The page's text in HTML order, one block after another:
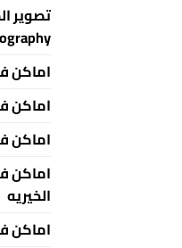
تصوير
اماكن
اماكن
اماكن
اماكن
الخيريه
اماكن